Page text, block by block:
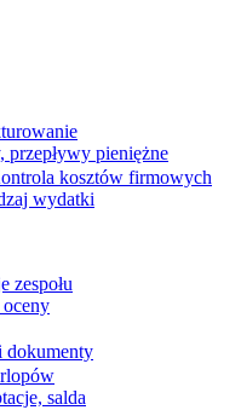
przepływy pieniężne
kosztów firmowych
wydatki
zespołu
oceny
dokumenty
salda